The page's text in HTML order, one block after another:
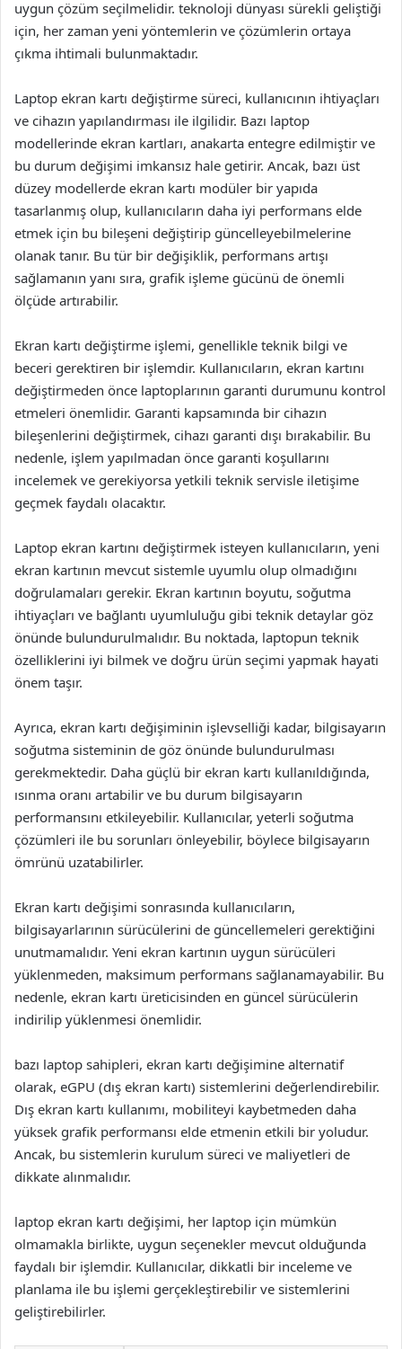
uygun çözüm seçilmelidir. teknoloji dünyası sürekli geliştiği
için, her zaman yeni yöntemlerin ve çözümlerin ortaya
çıkma ihtimali bulunmaktadır.
Laptop ekran kartı değiştirme süreci, kullanıcının ihtiyaçları
ve cihazın yapılandırması ile ilgilidir. Bazı laptop
modellerinde ekran kartları, anakarta entegre edilmiştir ve
bu durum değişimi imkansız hale getirir. Ancak, bazı üst
düzey modellerde ekran kartı modüler bir yapıda
tasarlanmış olup, kullanıcıların daha iyi performans elde
etmek için bu bileşeni değiştirip güncelleyebilmelerine
olanak tanır. Bu tür bir değişiklik, performans artışı
sağlamanın yanı sıra, grafik işleme gücünü de önemli
ölçüde artırabilir.
Ekran kartı değiştirme işlemi, genellikle teknik bilgi ve
beceri gerektiren bir işlemdir. Kullanıcıların, ekran kartını
değiştirmeden önce laptoplarının garanti durumunu kontrol
etmeleri önemlidir. Garanti kapsamında bir cihazın
bileşenlerini değiştirmek, cihazı garanti dışı bırakabilir. Bu
nedenle, işlem yapılmadan önce garanti koşullarını
incelemek ve gerekiyorsa yetkili teknik servisle iletişime
geçmek faydalı olacaktır.
Laptop ekran kartını değiştirmek isteyen kullanıcıların, yeni
ekran kartının mevcut sistemle uyumlu olup olmadığını
doğrulamaları gerekir. Ekran kartının boyutu, soğutma
ihtiyaçları ve bağlantı uyumluluğu gibi teknik detaylar göz
önünde bulundurulmalıdır. Bu noktada, laptopun teknik
özelliklerini iyi bilmek ve doğru ürün seçimi yapmak hayati
önem taşır.
Ayrıca, ekran kartı değişiminin işlevselliği kadar, bilgisayarın
soğutma sisteminin de göz önünde bulundurulması
gerekmektedir. Daha güçlü bir ekran kartı kullanıldığında,
ısınma oranı artabilir ve bu durum bilgisayarın
performansını etkileyebilir. Kullanıcılar, yeterli soğutma
çözümleri ile bu sorunları önleyebilir, böylece bilgisayarın
ömrünü uzatabilirler.
Ekran kartı değişimi sonrasında kullanıcıların,
bilgisayarlarının sürücülerini de güncellemeleri gerektiğini
unutmamalıdır. Yeni ekran kartının uygun sürücüleri
yüklenmeden, maksimum performans sağlanamayabilir. Bu
nedenle, ekran kartı üreticisinden en güncel sürücülerin
indirilip yüklenmesi önemlidir.
bazı laptop sahipleri, ekran kartı değişimine alternatif
olarak, eGPU (dış ekran kartı) sistemlerini değerlendirebilir.
Dış ekran kartı kullanımı, mobiliteyi kaybetmeden daha
yüksek grafik performansı elde etmenin etkili bir yoludur.
Ancak, bu sistemlerin kurulum süreci ve maliyetleri de
dikkate alınmalıdır.
laptop ekran kartı değişimi, her laptop için mümkün
olmamakla birlikte, uygun seçenekler mevcut olduğunda
faydalı bir işlemdir. Kullanıcılar, dikkatli bir inceleme ve
planlama ile bu işlemi gerçekleştirebilir ve sistemlerini
geliştirebilirler.